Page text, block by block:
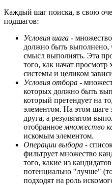
Каждый шаг поиска, в свою
подшагов:
Условия шага -
должно быть
смысл выполнять. Эта
того, как начат просмотр
системы и целиком
Условия отбора -
которых должно быть
который претендует на
элементом. На этом шаге
друга, а результатом
отобранное множество
искомым элементом.
Операции выбора -
фильтрует множество
того, какие из
потенциально "лучше"
подходят на роль